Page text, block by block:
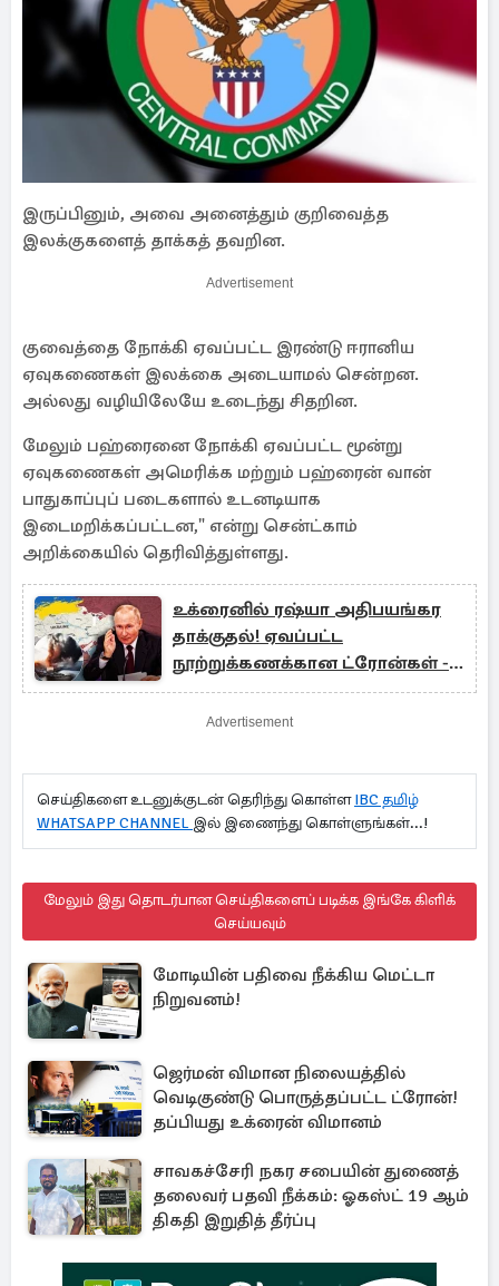
இருப்பினும், அவை அனைத்தும் குறிவைத்த
இலக்குகளைத் தாக்கத் தவறின.
Advertisement
குவைத்தை நோக்கி ஏவப்பட்ட இரண்டு ஈரானிய
ஏவுகணைகள் இலக்கை அடையாமல் சென்றன.
அல்லது வழியிலேயே உடைந்து சிதறின.
மேலும் பஹ்ரைனை நோக்கி ஏவப்பட்ட மூன்று
ஏவுகணைகள் அமெரிக்க மற்றும் பஹ்ரைன் வான்
பாதுகாப்புப் படைகளால் உடனடியாக
இடைமறிக்கப்பட்டன," என்று சென்ட்காம்
அறிக்கையில் தெரிவித்துள்ளது.
உக்ரைனில் ரஷ்யா அதிபயங்கர
தாக்குதல்! ஏவப்பட்ட
நூற்றுக்கணக்கான ட்ரோன்கள் -
ஏவுகணைகள்
Advertisement
செய்திகளை உடனுக்குடன் தெரிந்து கொள்ளIBC தமிழ்
WHATSAPP CHANNEL இல் இணைந்து கொள்ளுங்கள்...!
மேலும் இது தொடர்பான செய்திகளைப் படிக்க இங்கே கிளிக்
செய்யவும்
மோடியின் பதிவை நீக்கிய மெட்டா
நிறுவனம்!
ஜெர்மன் விமான நிலையத்தில்
வெடிகுண்டு பொருத்தப்பட்ட ட்ரோன்!
தப்பியது உக்ரைன் விமானம்
சாவகச்சேரி நகர சபையின் துணைத்
தலைவர் பதவி நீக்கம்: ஓகஸ்ட் 19 ஆம்
திகதி இறுதித் தீர்ப்பு